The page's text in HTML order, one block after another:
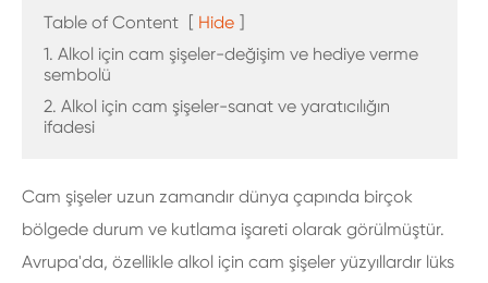
Table of Content [ Hide ]
1. Alkol için cam şişeler-değişim ve hediye verme
sembolü
2. Alkol için cam şişeler-sanat ve yaratıcılığın
ifadesi
Cam şişeler uzun zamandır dünya çapında birçok
bölgede durum ve kutlama işareti olarak görülmüştür.
Avrupa'da, özellikle alkol için cam şişeler yüzyıllardır lüks